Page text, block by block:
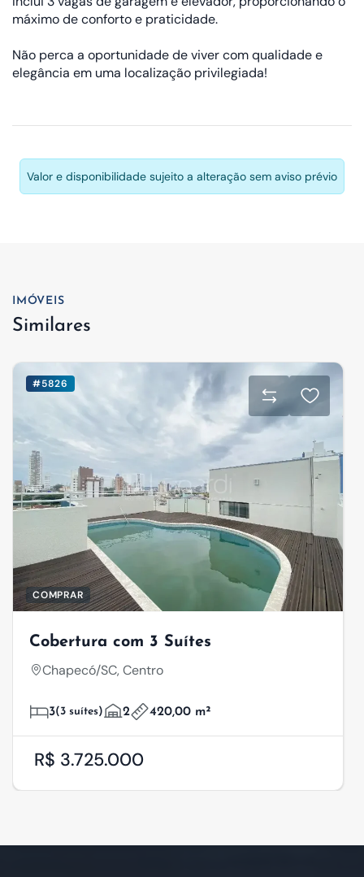
máximo de conforto e praticidade.
Não perca a oportunidade de viver com qualidade e
elegância em uma localização privilegiada!
Valor e disponibilidade sujeito a alteração sem aviso prévio
IMÓVEIS
Similares
#5826
COMPRAR
Cobertura com 3 Suítes
Chapecó/SC, Centro
3(3 suítes) 2 420,00 m²
R$ 3.725.000